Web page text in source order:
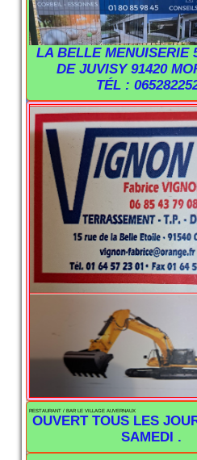
LA BELLE MENUISERIE
DE JUVISY 91420
TÉL :
RESTAURANT / BAR LE VILLAGE AUVERNAUX
OUVERT TOUS LES
SAMEDI .